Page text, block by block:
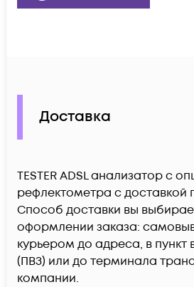
Доставка
TESTER ADSL анализатор с
рефлектометра c доставкой
Способ доставки вы
оформлении заказа:
курьером до адреса, в пункт
(ПВЗ) или до терминала
компании.